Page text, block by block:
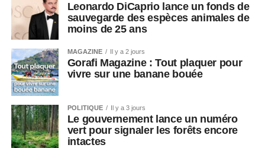
Leonardo DiCaprio lance un fonds de
sauvegarde des espèces animales de
moins de 25 ans
MAGAZINE Il y a 2 jours
Gorafi Magazine : Tout plaquer pour
vivre sur une banane bouée
POLITIQUE Il y a 3 jours
Le gouvernement lance un numéro
vert pour signaler les forêts encore
intactes